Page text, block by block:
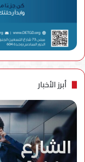
أبرز الأخبار